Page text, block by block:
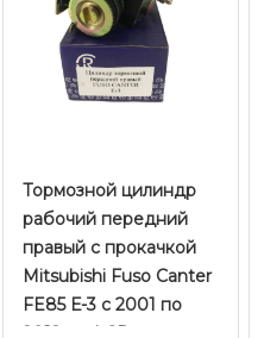
Тормозной цилиндр
рабочий передний
правый с прокачкой
Mitsubishi Fuso Canter
FE85 Е-3 с 2001 по
2012 г.в. | CR